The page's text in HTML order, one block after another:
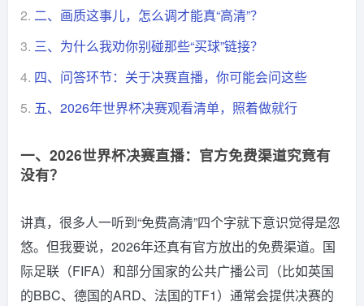
2. 二、画质这事儿，怎么调才能真“高清”？
3. 三、为什么我劝你别碰那些“买球”链接？
4. 四、问答环节：关于决赛直播，你可能会问这些
5. 五、2026年世界杯决赛观看清单，照着做就行
一、2026世界杯决赛直播：官方免费渠道究竟有
没有？
讲真，很多人一听到“免费高清”四个字就下意识觉得是忽
悠。但我要说，2026年还真有官方放出的免费渠道。国
际足联（FIFA）和部分国家的公共广播公司（比如英国
的BBC、德国的ARD、法国的TF1）通常会提供决赛的